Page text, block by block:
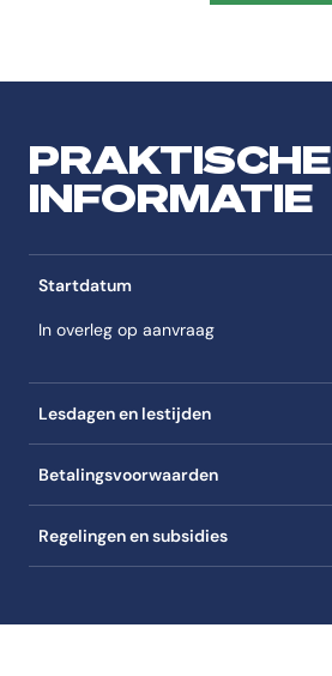
PRAKTISCHE
INFORMATIE
Startdatum
In overleg op aanvraag
Lesdagen en lestijden
Betalingsvoorwaarden
Regelingen en subsidies